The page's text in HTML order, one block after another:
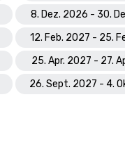
8. Dez. 2026 - 30.
12. Feb. 2027 - 25.
25. Apr. 2027 - 27.
26. Sept. 2027 - 4.